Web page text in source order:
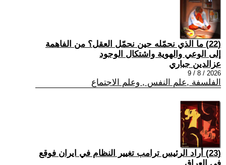
(22) ما الذي نحمّله حين نحمّل العقل؟ من الفاهمة
إلى الوعي والهوية واشتكال الوجود
عزالدين جباري
2026 / 8 / 9
الفلسفة ,علم النفس , وعلم الاجتماع
(23) أراد الرئيس ترامب تغيير النظام في ايران فوقع